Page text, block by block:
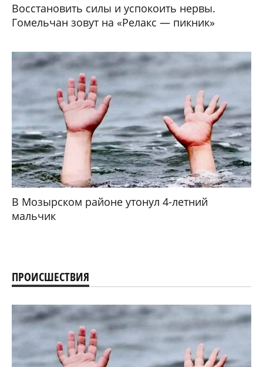
Восстановить силы и успокоить нервы.
Гомельчан зовут на «Релакс — пикник»
В Мозырском районе утонул 4-летний
мальчик
ПРОИСШЕСТВИЯ